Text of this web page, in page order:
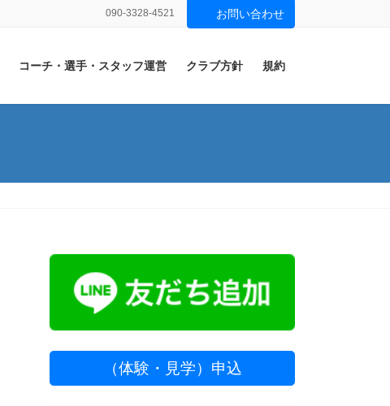
090-3328-4521 お問い合わせ
コーチ・選手・スタッフ運営 クラブ方針 規約
（体験・見学）申込